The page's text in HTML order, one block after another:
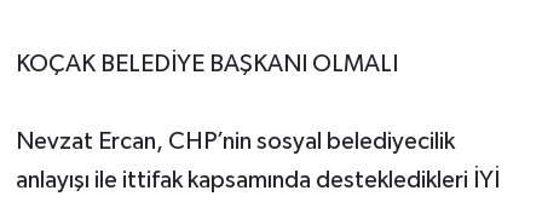
KOÇAK BELEDİYE BAŞKANI OLMALI
Nevzat Ercan, CHP’nin sosyal belediyecilik
anlayışı ile ittifak kapsamında destekledikleri İYİ